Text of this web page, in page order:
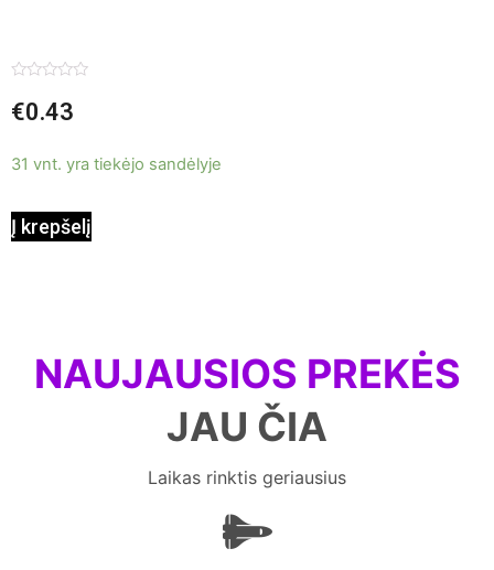
0
iš
€0.43
31 vnt. yra tiekėjo sandėlyje
Į krepšelį
NAUJAUSIOS PREKĖS
JAU ČIA
Laikas rinktis geriausius